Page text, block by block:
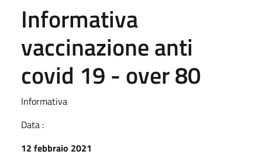
Informativa
vaccinazione anti
covid 19 - over 80
Informativa
Data :
12 febbraio 2021